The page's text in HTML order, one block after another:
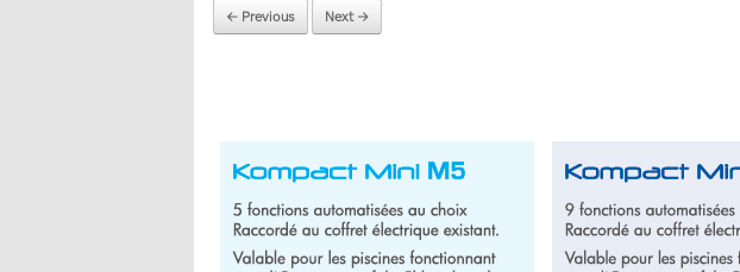
← Previous Next →